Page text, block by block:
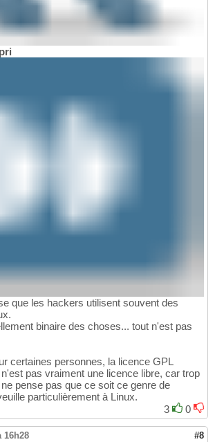
que les hackers utilisent souvent des
binaire des choses... tout n'est pas
certaines personnes, la licence GPL
pas vraiment une licence libre, car trop
pense pas que ce soit ce genre de
particulièrement à Linux.
3
0
16h28 #8